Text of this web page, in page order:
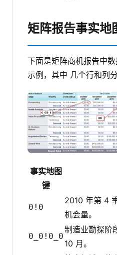
矩阵报告事实地
下面是矩阵商机报告中
示例，其中 几个行和列分
事实地图
键
0!0
2010 年第 4
机会量。
0_0!0_0
制造业勘探阶
10 月。